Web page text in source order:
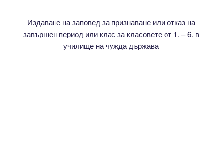
Издаване на заповед за признаване или отказ на
завършен период или клас за класовете от 1. – 6. в
училище на чужда държава